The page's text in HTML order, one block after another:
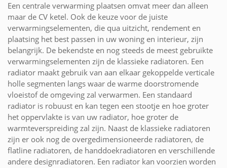
Een centrale verwarming plaatsen omvat meer dan alleen
maar de CV ketel. Ook de keuze voor de juiste
verwarmingselementen, die qua uitzicht, rendement en
plaatsing het best passen in uw woning en interieur, zijn
belangrijk. De bekendste en nog steeds de meest gebruikte
verwarmingselementen zijn de klassieke radiatoren. Een
radiator maakt gebruik van aan elkaar gekoppelde verticale
holle segmenten langs waar de warme doorstromende
vloeistof de omgeving zal verwarmen. Een standaard
radiator is robuust en kan tegen een stootje en hoe groter
het oppervlakte is van uw radiator, hoe groter de
warmteverspreiding zal zijn. Naast de klassieke radiatoren
zijn er ook nog de overgedimensioneerde radiatoren, de
flatline radiatoren, de handdoekradiatoren en verschillende
andere designradiatoren. Een radiator kan voorzien worden